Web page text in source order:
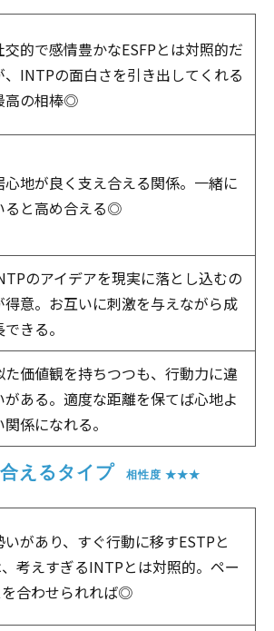
交的で感情豊かなESFPとは対照的だ
、INTPの面白さを引き出してくれる
高の相棒◎
心地が良く支え合える関係。一緒に
ると高め合える◎
のアイデアを現実に落とし込むの
得意。お互いに刺激を与えながら成
できる。
た価値観を持ちつつも、行動力に違
がある。適度な距離を保てば心地よ
関係になれる。
えるタイプ 相性度 ★★★
いがあり、すぐ行動に移すESTPと
考えすぎるINTPとは対照的。ペー
合わせられれば◎